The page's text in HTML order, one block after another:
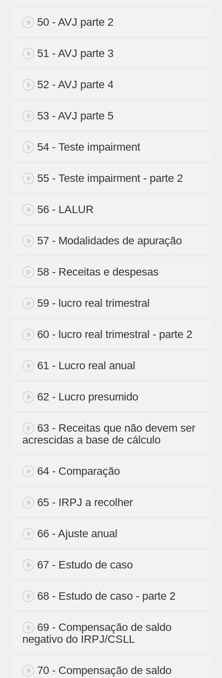
50 - AVJ parte 2
51 - AVJ parte 3
52 - AVJ parte 4
53 - AVJ parte 5
54 - Teste impairment
55 - Teste impairment - parte 2
56 - LALUR
57 - Modalidades de apuração
58 - Receitas e despesas
59 - lucro real trimestral
60 - lucro real trimestral - parte 2
61 - Lucro real anual
62 - Lucro presumido
63 - Receitas que não devem ser
acrescidas a base de cálculo
64 - Comparação
65 - IRPJ a recolher
66 - Ajuste anual
67 - Estudo de caso
68 - Estudo de caso - parte 2
69 - Compensação de saldo
negativo do IRPJ/CSLL
70 - Compensação de saldo